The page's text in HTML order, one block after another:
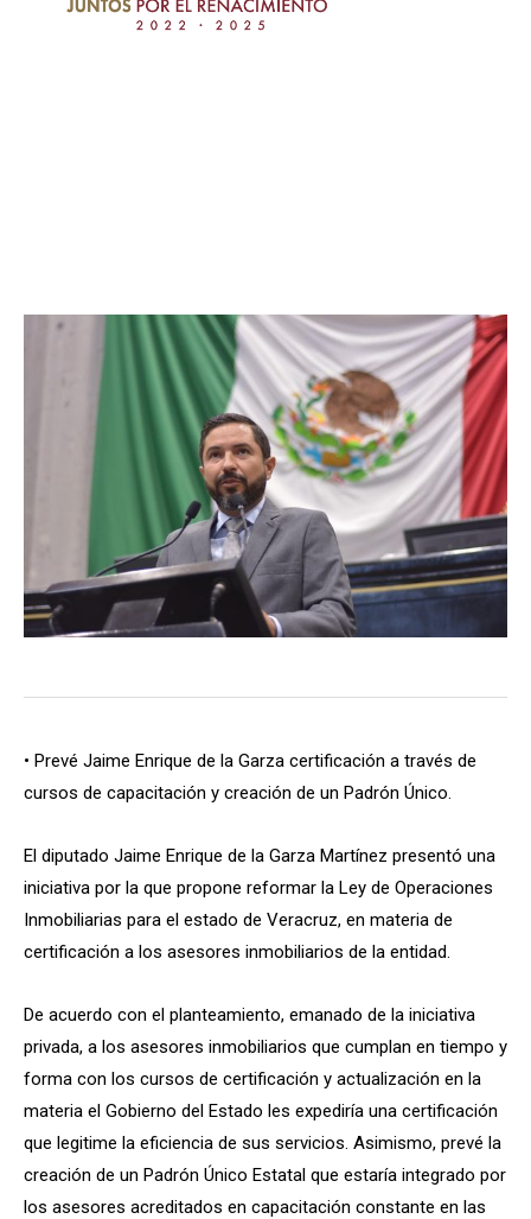
• Prevé Jaime Enrique de la Garza certificación a través de
cursos de capacitación y creación de un Padrón Único.
El diputado Jaime Enrique de la Garza Martínez presentó una
iniciativa por la que propone reformar la Ley de Operaciones
Inmobiliarias para el estado de Veracruz, en materia de
certificación a los asesores inmobiliarios de la entidad.
De acuerdo con el planteamiento, emanado de la iniciativa
privada, a los asesores inmobiliarios que cumplan en tiempo y
forma con los cursos de certificación y actualización en la
materia el Gobierno del Estado les expediría una certificación
que legitime la eficiencia de sus servicios. Asimismo, prevé la
creación de un Padrón Único Estatal que estaría integrado por
los asesores acreditados en capacitación constante en las